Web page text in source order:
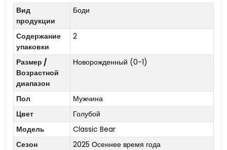
Вид
продукции
Боди
Содержание
упаковки
2
Размер /
Возрастной
диапазон
Новорожденный (0-1)
Пол
Мужчина
Цвет
Голубой
Модель
Classic Bear
Сезон
2025 Осеннее время года